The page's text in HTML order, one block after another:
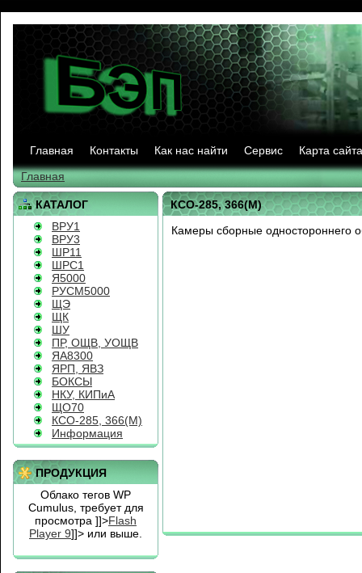
Главная Контакты Как нас найти Сервис
Карта сайта
Главная
КАТАЛОГ
ВРУ1
ВРУ3
ШР11
ШРС1
Я5000
РУСМ5000
ЩЭ
ЩК
ШУ
ПР, ОЩВ, УОЩВ
ЯА8300
ЯРП, ЯВЗ
БОКСЫ
НКУ, КИПиА
ЩО70
КСО-285, 366(М)
Информация
ПРОДУКЦИЯ
Облако тегов WP
Cumulus, требует для
просмотра ]]>Flash
Player 9]]> или выше.
КСО-285, 366(М)
Камеры сборные